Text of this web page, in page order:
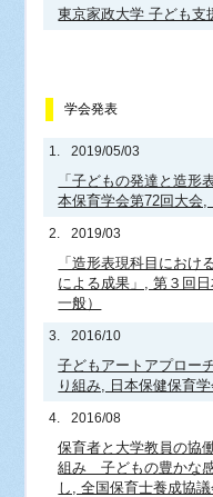
東京家政大学 子ども支
学会発表
1. 2019/05/03
「子どもの発達と造形
本保育学会第72回大会,
2. 2019/03
「造形表現科目におけ
による成果」, 第３回
一般）
3. 2016/10
子どもアートアプロー
り組み, 日本保健保育学
4. 2016/08
保育者と大学教員の協
組み 子どもの豊かな
し, 全国保育士養成協